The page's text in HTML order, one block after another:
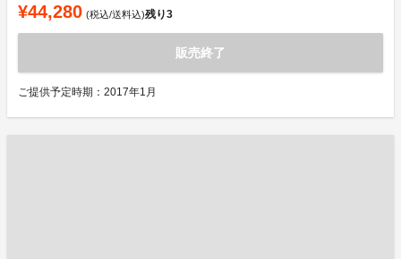
¥44,280 (税込/送料込)残り3
販売終了
ご提供予定時期：2017年1月